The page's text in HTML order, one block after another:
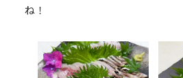
ね！